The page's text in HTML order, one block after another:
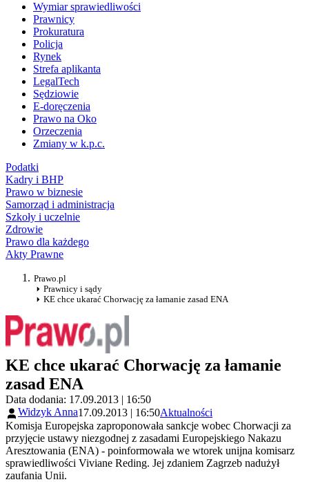
Wymiar sprawiedliwości
Prawnicy
Prokuratura
Policja
Rynek
Strefa aplikanta
LegalTech
Sędziowie
E-doręczenia
Prawo na Oko
Orzeczenia
Zmiany w k.p.c.
Podatki
Kadry i BHP
Prawo w biznesie
Samorząd i administracja
Szkoły i uczelnie
Zdrowie
Prawo dla każdego
Akty Prawne
Prawo.pl
Prawnicy i sądy
KE chce ukarać Chorwację za łamanie zasad ENA
KE chce ukarać Chorwację za łamanie
zasad ENA
Data dodania: 17.09.2013 | 16:50
Widzyk Anna17.09.2013 | 16:50Aktualności
Komisja Europejska zaproponowała sankcje wobec Chorwacji za
przyjęcie ustawy niezgodnej z zasadami Europejskiego Nakazu
Aresztowania (ENA) - poinformowała we wtorek unijna komisarz
sprawiedliwości Viviane Reding. Jej zdaniem Zagrzeb nadużył
zaufania Unii.